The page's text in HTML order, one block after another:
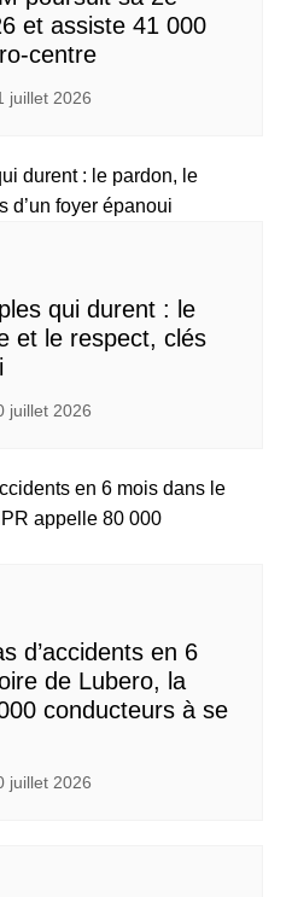
et assiste 41 000
centre
juillet 2026
qui durent : le
et le respect, clés
juillet 2026
d’accidents en 6
de Lubero, la
conducteurs à se
juillet 2026